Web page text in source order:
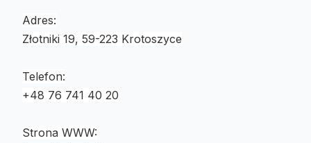
Adres:
Złotniki 19, 59-223 Krotoszyce
Telefon:
+48 76 741 40 20
Strona WWW: